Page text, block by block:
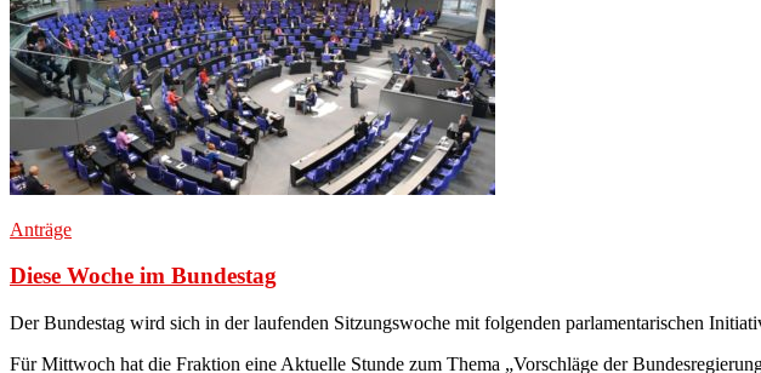
Anträge
Diese Woche im Bundestag
Der Bundestag wird sich in der laufenden Sitzungswoche mit folgenden parlamentarischen
Für Mittwoch hat die Fraktion eine Aktuelle Stunde zum Thema „Vorschläge der